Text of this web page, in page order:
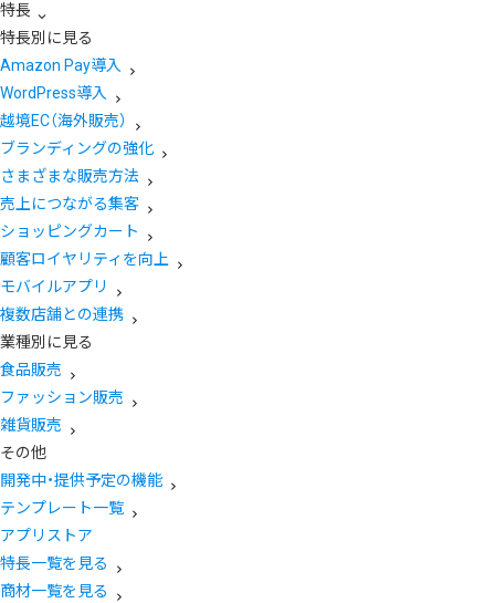
特長
特長別に見る
Amazon Pay導入
WordPress導入
越境EC（海外販売）
ブランディングの強化
さまざまな販売方法
売上につながる集客
ショッピングカート
顧客ロイヤリティを向上
モバイルアプリ
複数店舗との連携
業種別に見る
食品販売
ファッション販売
雑貨販売
その他
開発中・提供予定の機能
テンプレート一覧
アプリストア
特長一覧を見る
商材一覧を見る